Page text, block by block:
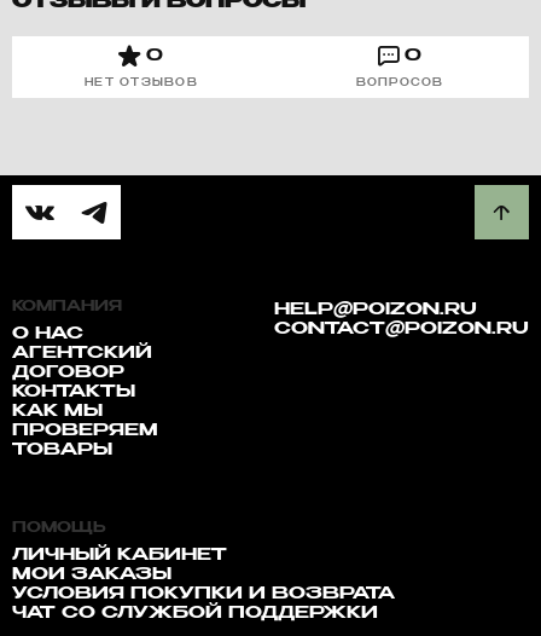
0
НЕТ ОТЗЫВОВ
0
ВОПРОСОВ
КОМПАНИЯ
О НАС
АГЕНТСКИЙ
ДОГОВОР
КОНТАКТЫ
КАК МЫ
ПРОВЕРЯЕМ
ТОВАРЫ
HELP@POIZON.RU
CONTACT@POIZON.RU
ПОМОЩЬ
ЛИЧНЫЙ КАБИНЕТ
МОИ ЗАКАЗЫ
УСЛОВИЯ ПОКУПКИ И ВОЗВРАТА
ЧАТ СО СЛУЖБОЙ ПОДДЕРЖКИ